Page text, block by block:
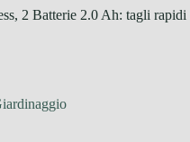
2 Batterie 2.0 Ah: tagli rapidi